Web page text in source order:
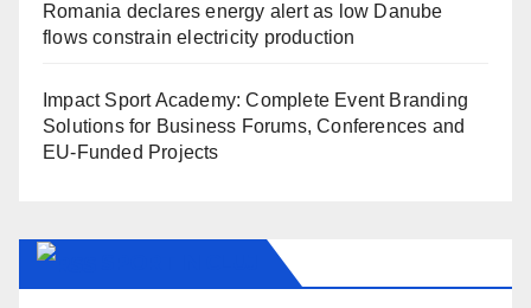
Romania declares energy alert as low Danube
flows constrain electricity production
Impact Sport Academy: Complete Event Branding
Solutions for Business Forums, Conferences and
EU-Funded Projects